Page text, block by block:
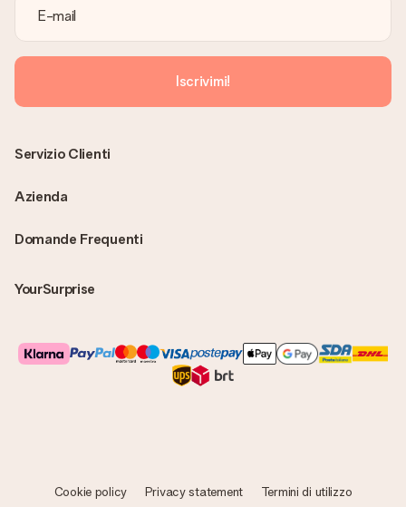
facendogli una vera e propria sorpresa!
Iscrivimi!
Domande Frequenti
YourSurprise
Servizio Clienti
Azienda
Cookie policy Privacy statement
Termini di utilizzo